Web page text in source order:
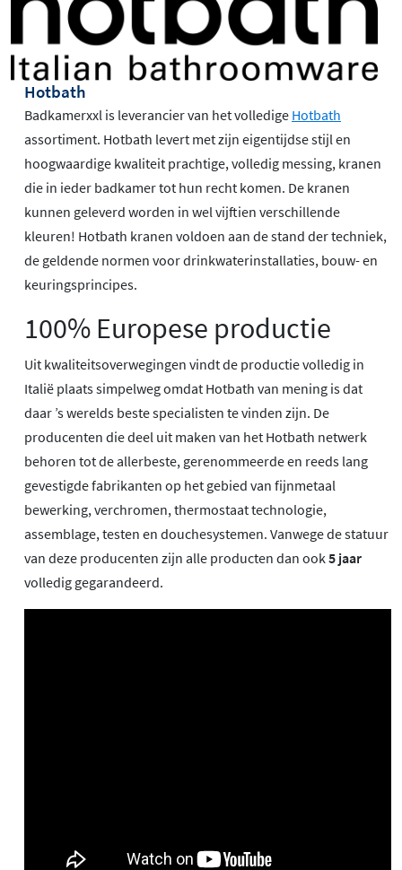
Hotbath
Badkamerxxl is leverancier van het volledige Hotbath
assortiment. Hotbath levert met zijn eigentijdse stijl en
hoogwaardige kwaliteit prachtige, volledig messing, kranen
die in ieder badkamer tot hun recht komen. De kranen
kunnen geleverd worden in wel vijftien verschillende
kleuren! Hotbath kranen voldoen aan de stand der techniek,
de geldende normen voor drinkwaterinstallaties, bouw- en
keuringsprincipes.
100% Europese productie
Uit kwaliteitsoverwegingen vindt de productie volledig in
Italië plaats simpelweg omdat Hotbath van mening is dat
daar ’s werelds beste specialisten te vinden zijn. De
producenten die deel uit maken van het Hotbath netwerk
behoren tot de allerbeste, gerenommeerde en reeds lang
gevestigde fabrikanten op het gebied van fijnmetaal
bewerking, verchromen, thermostaat technologie,
assemblage, testen en douchesystemen. Vanwege de statuur
van deze producenten zijn alle producten dan ook5 jaar
volledig gegarandeerd.